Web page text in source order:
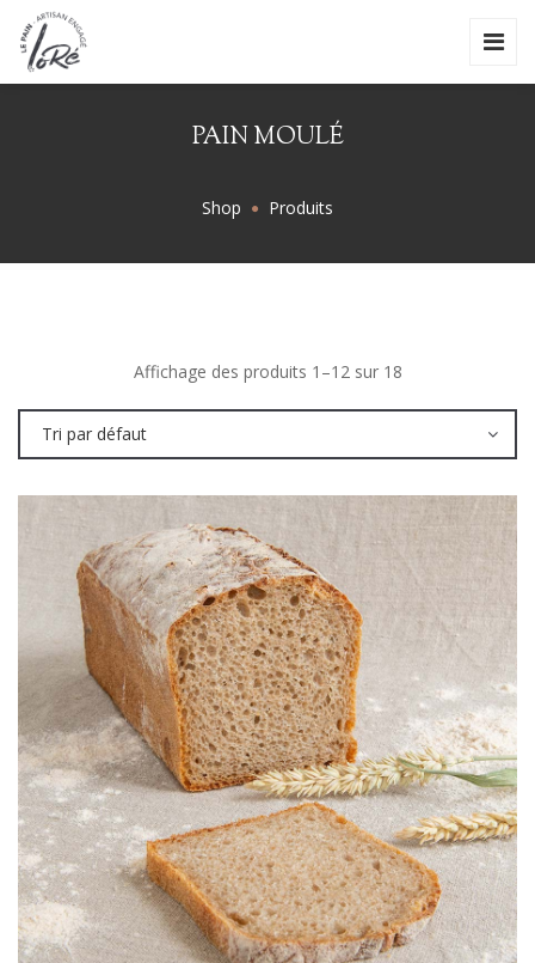
PAIN MOULÉ
Shop Produits
Affichage des produits 1–12 sur 18
Tri par défaut